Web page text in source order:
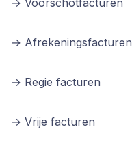
→ Afrekeningsfacturen
→ Regie facturen
→ Vrije facturen